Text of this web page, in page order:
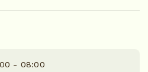
- 08:00